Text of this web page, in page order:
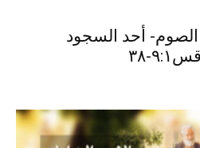
الصوم- أحد السجود
٣٨